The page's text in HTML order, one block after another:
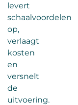
levert
schaalvoordelen
op,
verlaagt
kosten
en
versnelt
de
uitvoering.